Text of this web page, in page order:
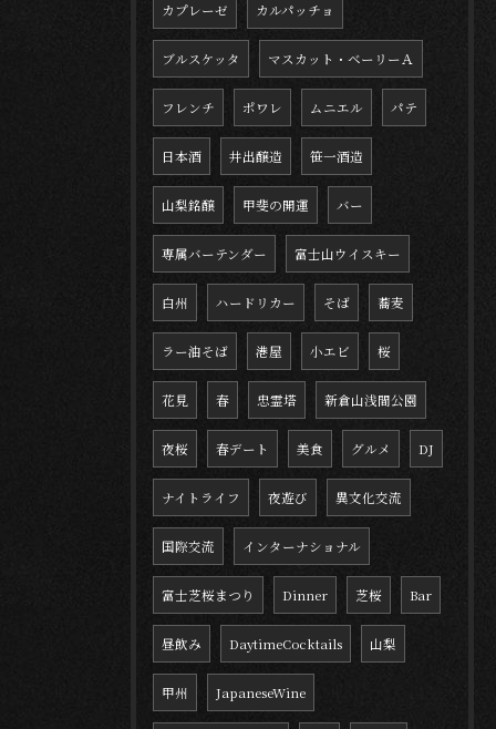
カプレーゼ カルパッチョ
ブルスケッタ マスカット・ベーリーＡ
フレンチ ポワレ ムニエル パテ
日本酒 井出醸造 笹一酒造
山梨銘醸 甲斐の開運 バー
専属バーテンダー 富士山ウイスキー
白州 ハードリカー そば 蕎麦
ラー油そば 港屋 小エビ 桜
花見 春 忠霊塔 新倉山浅間公園
夜桜 春デート 美食 グルメ DJ
ナイトライフ 夜遊び 異文化交流
国際交流 インターナショナル
富士芝桜まつり Dinner 芝桜 Bar
昼飲み DaytimeCocktails 山梨
甲州 JapaneseWine